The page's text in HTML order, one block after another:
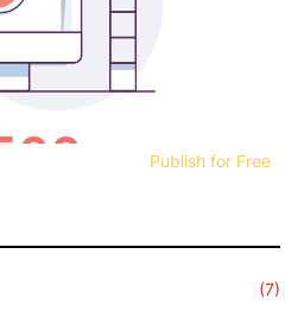
Publish for Free
(7)